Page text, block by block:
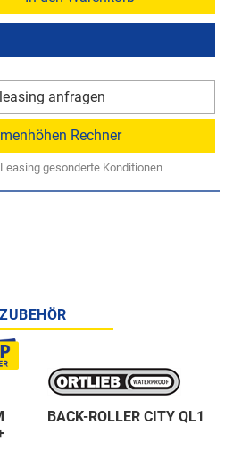
anfragen
Rechner
gesonderte Konditionen
ZUBEHÖR
BACK-ROLLER CITY QL1